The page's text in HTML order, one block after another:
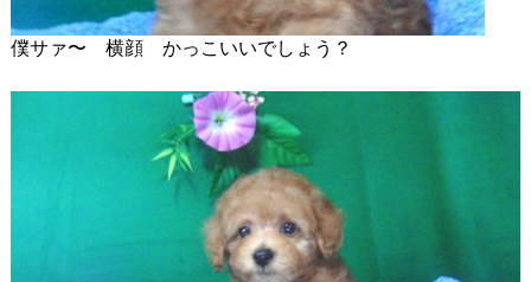
僕サァ〜 横顔 かっこいいでしょう？